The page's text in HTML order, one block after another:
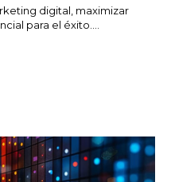
digital, maximizar
para el éxito....